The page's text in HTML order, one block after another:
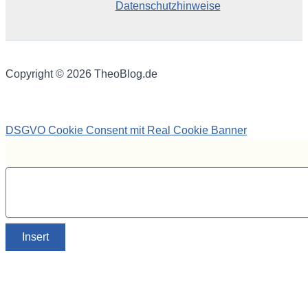
Datenschutzhinweise
Copyright © 2026 TheoBlog.de
DSGVO Cookie Consent mit Real Cookie Banner
Insert